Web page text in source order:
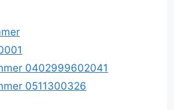
0402999602041
0511300326